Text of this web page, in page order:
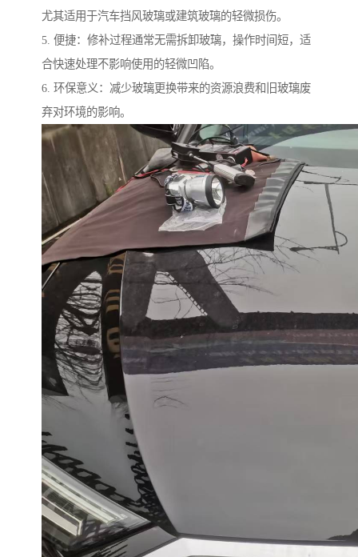
尤其适用于汽车挡风玻璃或建筑玻璃的轻微损伤。
5. 便捷：修补过程通常无需拆卸玻璃，操作时间短，适
合快速处理不影响使用的轻微凹陷。
6. 环保意义：减少玻璃更换带来的资源浪费和旧玻璃废
弃对环境的影响。